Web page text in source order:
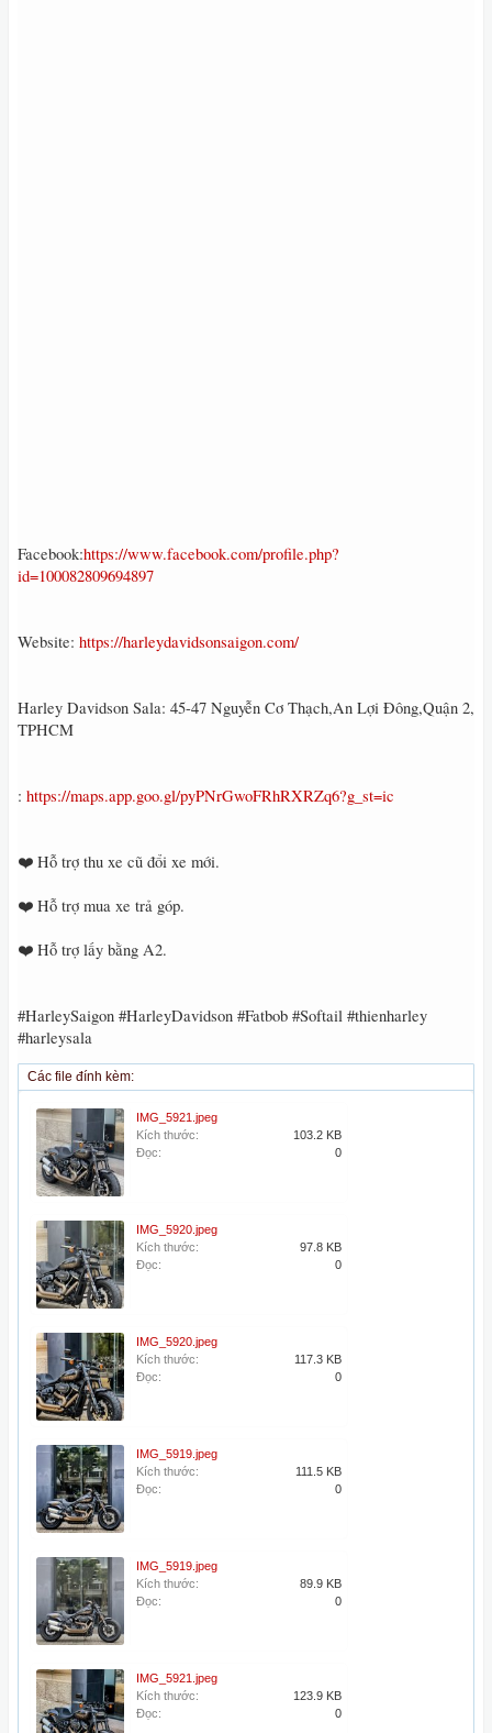
Facebook:https://www.facebook.com/profile.php?
id=100082809694897
Website: https://harleydavidsonsaigon.com/
Harley Davidson Sala: 45-47 Nguyễn Cơ Thạch,An Lợi Đông,Quận 2,
TPHCM
: https://maps.app.goo.gl/pyPNrGwoFRhRXRZq6?g_st=ic
❤️ Hỗ trợ thu xe cũ đổi xe mới.
❤️ Hỗ trợ mua xe trả góp.
❤️ Hỗ trợ lấy bằng A2.
#HarleySaigon #HarleyDavidson #Fatbob #Softail #thienharley
#harleysala
Các file đính kèm:
IMG_5921.jpeg
Kích thước:
103.2 KB
Đọc:
0
IMG_5920.jpeg
Kích thước:
97.8 KB
Đọc:
0
IMG_5920.jpeg
Kích thước:
117.3 KB
Đọc:
0
IMG_5919.jpeg
Kích thước:
111.5 KB
Đọc:
0
IMG_5919.jpeg
Kích thước:
89.9 KB
Đọc:
0
IMG_5921.jpeg
Kích thước:
123.9 KB
Đọc:
0